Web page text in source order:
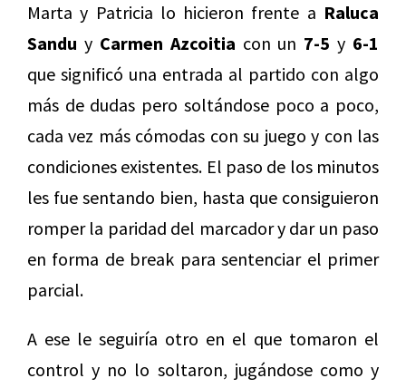
Marta y Patricia lo hicieron frente a Raluca
Sandu y Carmen Azcoitia con un 7-5 y 6-1
que significó una entrada al partido con algo
más de dudas pero soltándose poco a poco,
cada vez más cómodas con su juego y con las
condiciones existentes. El paso de los minutos
les fue sentando bien, hasta que consiguieron
romper la paridad del marcador y dar un paso
en forma de break para sentenciar el primer
parcial.
A ese le seguiría otro en el que tomaron el
control y no lo soltaron, jugándose como y